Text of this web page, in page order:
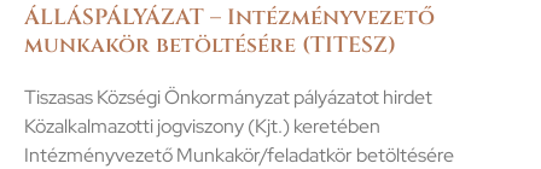
ÁLLÁSPÁLYÁZAT – Intézményvezető
munkakör betöltésére (TITESZ)
Tiszasas Községi Önkormányzat pályázatot hirdet
Közalkalmazotti jogviszony (Kjt.) keretében
Intézményvezető Munkakör/feladatkör betöltésére